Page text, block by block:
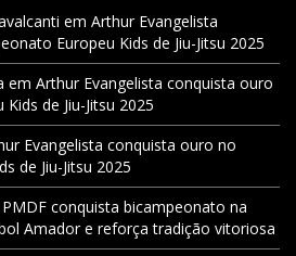
em Arthur Evangelista
Europeu Kids de Jiu-Jitsu 2025
em Arthur Evangelista conquista ouro
de Jiu-Jitsu 2025
Evangelista conquista ouro no
de Jiu-Jitsu 2025
PMDF conquista bicampeonato na
Amador e reforça tradição vitoriosa